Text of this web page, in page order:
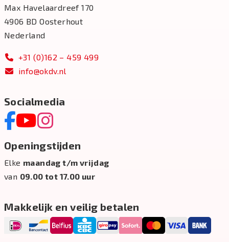
Max Havelaardreef 170
4906 BD Oosterhout
Nederland
+31 (0)162 – 459 499
info@okdv.nl
Socialmedia
Openingstijden
Elke maandag t/m vrijdag
van 09.00 tot 17.00 uur
Makkelijk en veilig betalen